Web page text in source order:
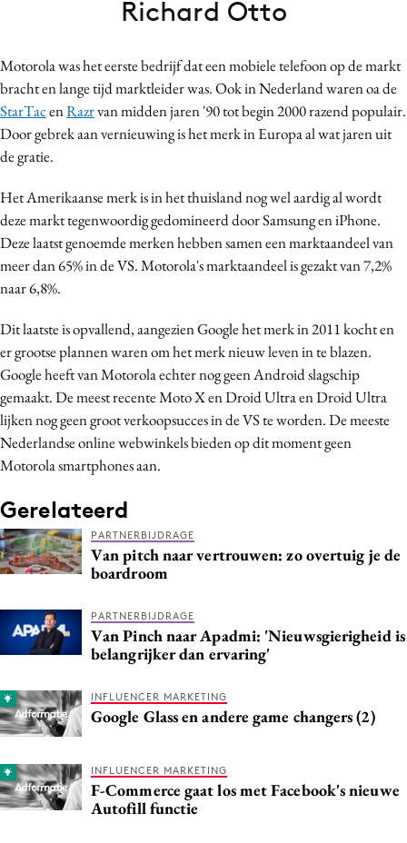
Carriere
Contentmarketing
Craft
Customer Experience
Design
Digital transformation
Diversiteit
Effectiviteit
Influencer marketing
Interne communicatie
Martech
Media
Merkstrategie
Programmatic
Purpose Marketing
Reputatie & crisis
Motorola was het eerste bedrijf dat een mobiele telefoon op de markt
bracht en lange tijd marktleider was. Ook in Nederland waren oa de
StarTacenRazrvan midden jaren '90 tot begin 2000 razend populair.
Door gebrek aan vernieuwing is het merk in Europa al wat jaren uit
de gratie.
Het Amerikaanse merk is in het thuisland nog wel aardig al wordt
deze markt tegenwoordig gedomineerd door Samsung en iPhone.
Deze laatst genoemde merken hebben samen een marktaandeel van
meer dan 65% in de VS. Motorola's marktaandeel is gezakt van 7,2%
naar 6,8%.
Dit laatste is opvallend, aangezien Google het merk in 2011 kocht en
er grootse plannen waren om het merk nieuw leven in te blazen.
Google heeft van Motorola echter nog geen Android slagschip
gemaakt. De meest recente Moto X en Droid Ultra en Droid Ultra
lijken nog geen groot verkoopsucces in de VS te worden. De meeste
Nederlandse online webwinkels bieden op dit moment geen
Motorola smartphones aan.
Gerelateerd
PARTNERBIJDRAGE
Van pitch naar vertrouwen: zo overtuig je de
boardroom
PARTNERBIJDRAGE
Van Pinch naar Apadmi: 'Nieuwsgierigheid is
belangrijker dan ervaring'
INFLUENCER MARKETING
Google Glass en andere game changers (2)
INFLUENCER MARKETING
F-Commerce gaat los met Facebook's nieuwe
Autofill functie
Richard Otto